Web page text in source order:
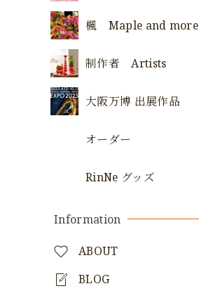
楓 Maple and more
制作者 Artists
大阪万博 出展作品
オーダー
RinNe グッズ
Information
ABOUT
BLOG